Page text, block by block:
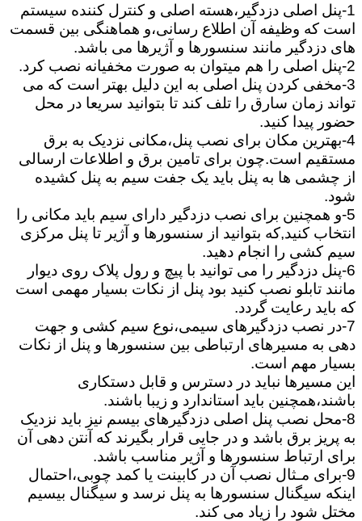
1-پنل اصلی دزدگیر،هسته اصلی و کنترل کننده سیستم
است که وظیفه آن اطلاع رسانی،و هماهنگی بین قسمت
های دزدگیر مانند سنسورها و آژیرها می باشد.
2-پنل اصلی را هم میتوان به صورت مخفیانه نصب کرد.
3-مخفی کردن پنل اصلی به این دلیل بهتر است که می
تواند زمان سارق را تلف کند تا بتوانید سریعا در محل
حضور پیدا کنید.
4-بهترین مکان برای نصب پنل،مکانی نزدیک به برق
مستقیم است.چون برای تامین برق و اطلاعات ارسالی
از چشمی ها به پنل باید یک جفت سیم به پنل کشیده
شود.
5-و همچنین برای نصب دزدگیر دارای سیم باید مکانی را
انتخاب کنید,که بتوانید از سنسورها و آژیر تا پنل مرکزی
سیم کشی را انجام دهید.
6-پنل دزدگیر را می توانید با پیچ و رول پلاک روی دیوار
مانند تابلو نصب کنید بود پنل از نکات بسیار مهمی است
که باید رعایت گردد.
7-در نصب دزدگیرهای سیمی،نوع سیم کشی و جهت
دهی به مسیرهای ارتباطی بین سنسورها و پنل از نکات
بسیار مهم است.
این مسیرها نباید در دسترس و قابل دستکاری
باشند،همچنین باید استاندارد و زیبا باشند.
8-محل نصب پنل اصلی دزدگیرهای بیسم نیز باید نزدیک
به پریز برق باشد و در جایی قرار بگیرند که آنتن دهی آن
برای ارتباط سنسورها و آژیر مناسب باشد.
9-برای مـثال نصب آن در کابینت یا کمد چوبی،احتمال
اینکه سیگنال سنسورها به پنل نرسد و سیگنال بیسیم
مختل شود را زیاد می کند.